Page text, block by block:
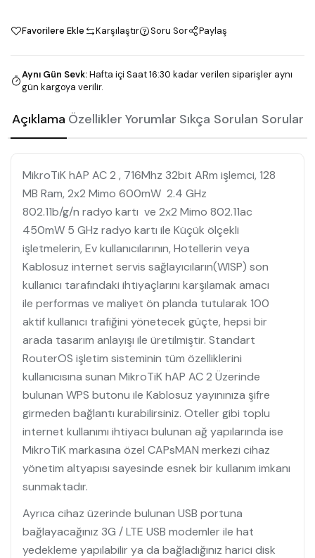
Favorilere Ekle Karşılaştır Soru Sor Paylaş
Aynı Gün Sevk:Hafta içi Saat 16:30 kadar verilen siparişler aynı
gün kargoya verilir.
Açıklama Özellikler Yorumlar Sıkça Sorulan Sorular
MikroTiK hAP AC 2 , 716Mhz 32bit ARm işlemci, 128
MB Ram, 2x2 Mimo 600mW 2.4 GHz
802.11b/g/n radyo kartı ve 2x2 Mimo 802.11ac
450mW 5 GHz radyo kartı ile Küçük ölçekli
işletmelerin, Ev kullanıcılarının, Hotellerin veya
Kablosuz internet servis sağlayıcıların(WISP) son
kullanıcı tarafındaki ihtiyaçlarını karşılamak amacı
ile performas ve maliyet ön planda tutularak 100
aktif kullanıcı trafiğini yönetecek güçte, hepsi bir
arada tasarım anlayışı ile üretilmiştir. Standart
RouterOS işletim sisteminin tüm özelliklerini
kullanıcısına sunan MikroTiK hAP AC 2 Üzerinde
bulunan WPS butonu ile Kablosuz yayınınıza şifre
girmeden bağlantı kurabilirsiniz. Oteller gibi toplu
internet kullanımı ihtiyacı bulunan ağ yapılarında ise
MikroTiK markasına özel CAPsMAN merkezi cihaz
yönetim altyapısı sayesinde esnek bir kullanım imkanı
sunmaktadır.
Ayrıca cihaz üzerinde bulunan USB portuna
bağlayacağınız 3G / LTE USB modemler ile hat
yedekleme yapılabilir ya da bağladığınız harici disk